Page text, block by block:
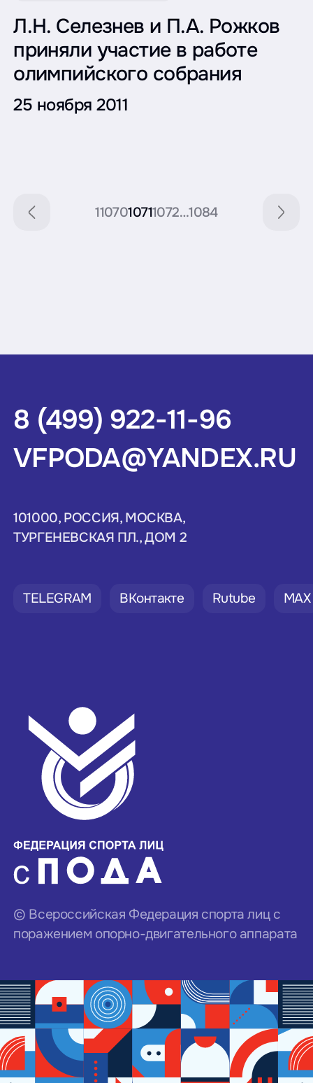
Л.Н. Селезнев и П.А. Рожков
приняли участие в работе
олимпийского собрания
25 ноября 2011
1107010711072…1084
8 (499) 922-11-96
VFPODA@YANDEX.RU
101000, РОССИЯ, МОСКВА,
ТУРГЕНЕВСКАЯ ПЛ., ДОМ 2
TELEGRAM ВКонтакте Rutube MAX
© Всероссийская Федерация спорта лиц с
поражением опорно-двигательного аппарата